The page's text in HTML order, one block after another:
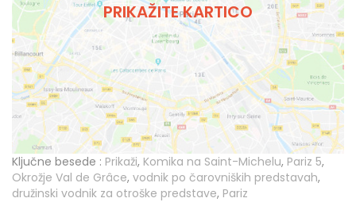
PRIKAŽITE KARTICO
Ključne besede : Prikaži, Komika na Saint-Michelu, Pariz 5,
Okrožje Val de Grâce, vodnik po čarovniških predstavah,
družinski vodnik za otroške predstave, Pariz